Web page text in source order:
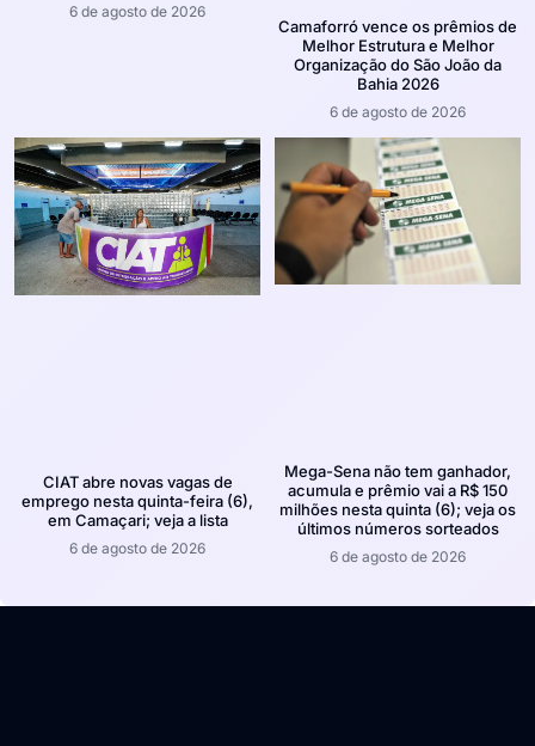
6 de agosto de 2026
Camaforró vence os prêmios de
Melhor Estrutura e Melhor
Organização do São João da
Bahia 2026
6 de agosto de 2026
CIAT abre novas vagas de
emprego nesta quinta-feira (6),
em Camaçari; veja a lista
6 de agosto de 2026
Mega-Sena não tem ganhador,
acumula e prêmio vai a R$ 150
milhões nesta quinta (6); veja os
últimos números sorteados
6 de agosto de 2026